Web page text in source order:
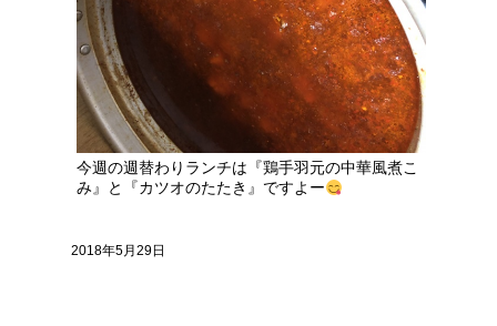
今週の週替わりランチは『鶏手羽元の中華風煮こ
み』と『カツオのたたき』ですよー
2018年5月29日